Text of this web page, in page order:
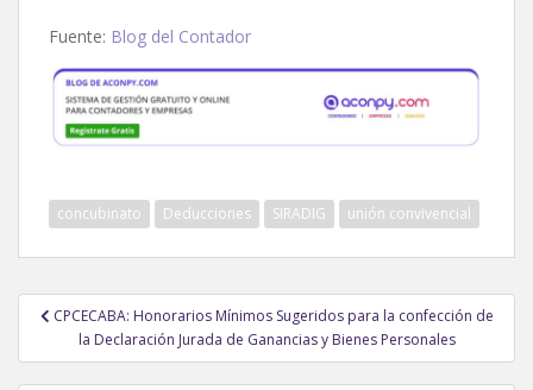
Fuente: Blog del Contador
concubinato Deducciones SIRADIG unión convivencial
Navegación
entradas
CPCECABA: Honorarios Mínimos Sugeridos para la confección de
la Declaración Jurada de Ganancias y Bienes Personales